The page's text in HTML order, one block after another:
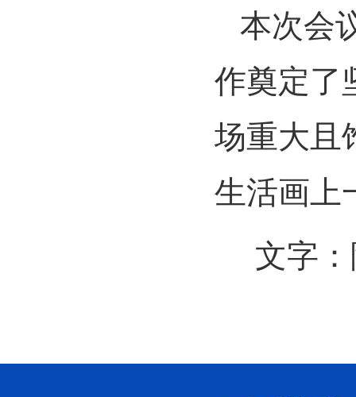
本次会
作奠定了
场重大且
生活画上
文字